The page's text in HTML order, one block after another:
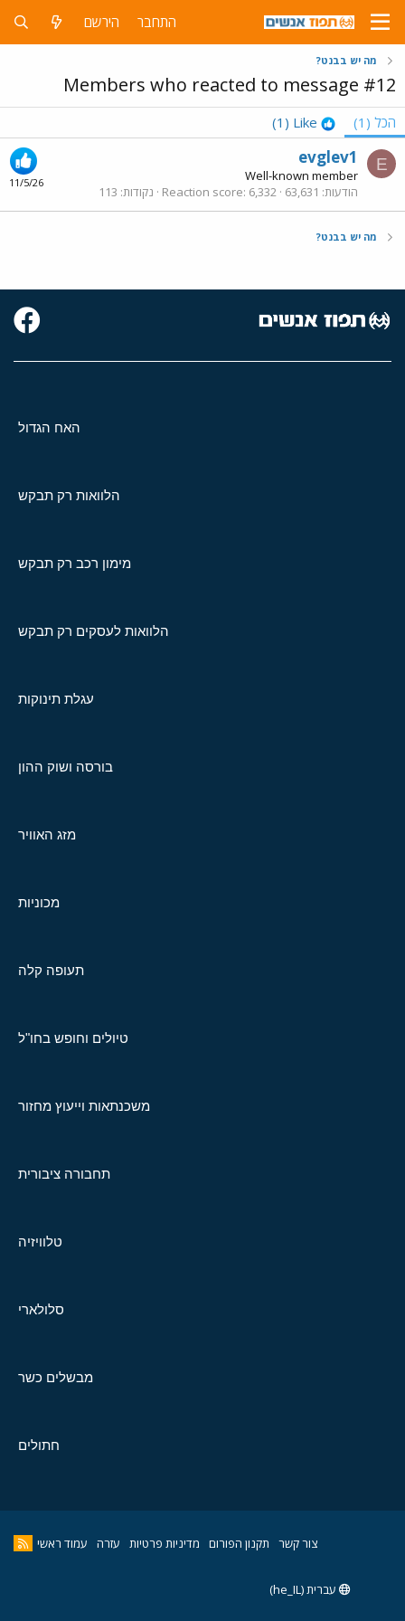
התחבר הירשם
מה יש בבנט?
Members who reacted to message #12
הכל (1)
Like
(1)
E
11/5/26
evglev1
Well-known member
הודעות 63,631
Reaction score 6,332 נקודות 113
מה יש בבנט?
האח הגדול
הלוואות רק תבקש
מימון רכב רק תבקש
הלוואות לעסקים רק תבקש
עגלת תינוקות
בורסה ושוק ההון
מזג האוויר
מכוניות
תעופה קלה
טיולים וחופש בחו"ל
משכנתאות וייעוץ מחזור
תחבורה ציבורית
טלוויזיה
סלולארי
מבשלים כשר
חתולים
צור קשר תקנון הפורום מדיניות פרטיות עזרה עמוד ראשי
עברית (he_IL)